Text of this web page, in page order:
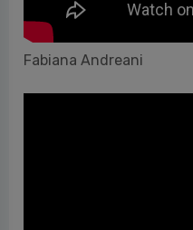
Fabiana Andreani